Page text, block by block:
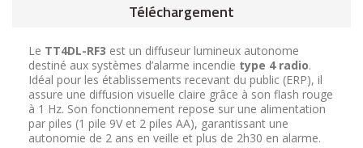
Téléchargement
Le TT4DL-RF3 est un diffuseur lumineux autonome
destiné aux systèmes d’alarme incendie type 4 radio.
Idéal pour les établissements recevant du public (ERP), il
assure une diffusion visuelle claire grâce à son flash rouge
à 1 Hz. Son fonctionnement repose sur une alimentation
par piles (1 pile 9V et 2 piles AA), garantissant une
autonomie de 2 ans en veille et plus de 2h30 en alarme.